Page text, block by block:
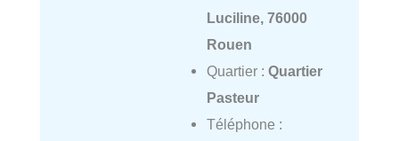
Luciline, 76000
Rouen
Quartier : Quartier
Pasteur
Téléphone :